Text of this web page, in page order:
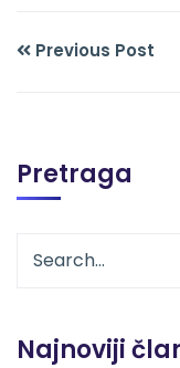
Previous Post
Pretraga
Najnoviji